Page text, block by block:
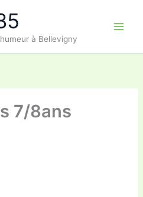
à Bellevigny
7/8ans